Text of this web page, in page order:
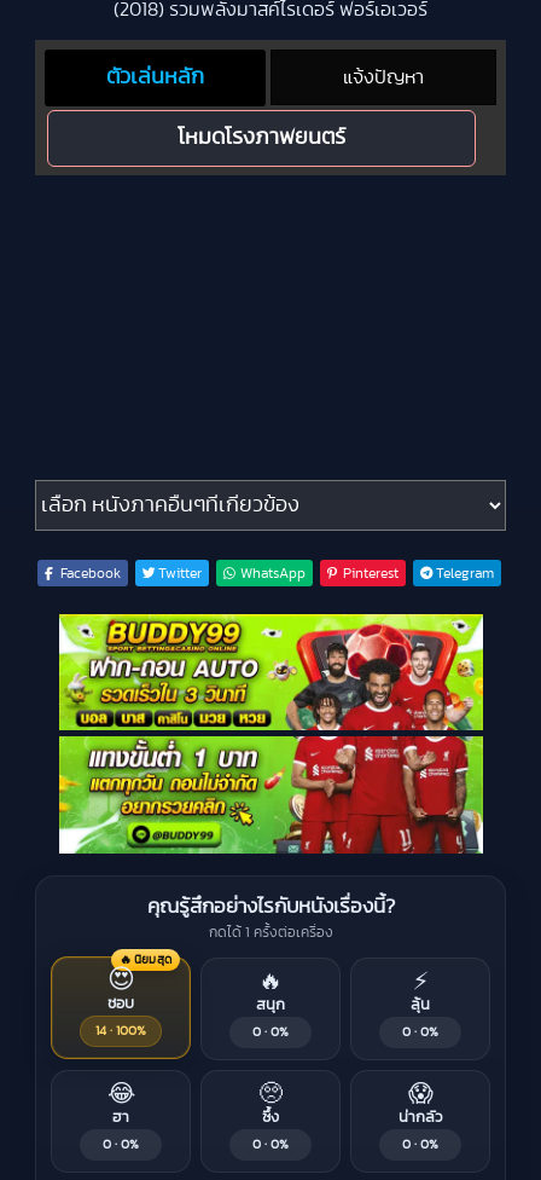
(2018) รวมพลังมาสค์ไรเดอร์ ฟอร์เอเวอร์
ตัวเล่นหลัก แจ้งปัญหา
โหมดโรงภาพยนตร์
หนังภาคอื่นๆที่เกี่ยวข้อง
Facebook Twitter WhatsApp Pinterest Telegram
คุณรู้สึกอย่างไรกับหนังเรื่องนี้?
กดได้ 1 ครั้งต่อเครื่อง
🔥 นิยมสุด
😍
ชอบ
14 · 100%
🔥
สนุก
0 · 0%
⚡
ลุ้น
0 · 0%
😂
ฮา
0 · 0%
🥺
ซึ้ง
0 · 0%
😱
น่ากลัว
0 · 0%